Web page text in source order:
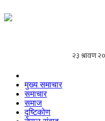
मुख्य समाचार
समाचार
समाज
दृष्टिकोण